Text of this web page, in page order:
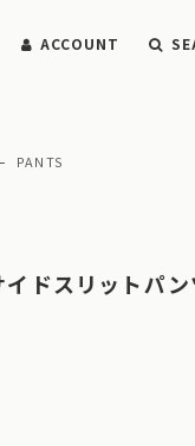
ACCOUNT
PANTS
ドスリットパ